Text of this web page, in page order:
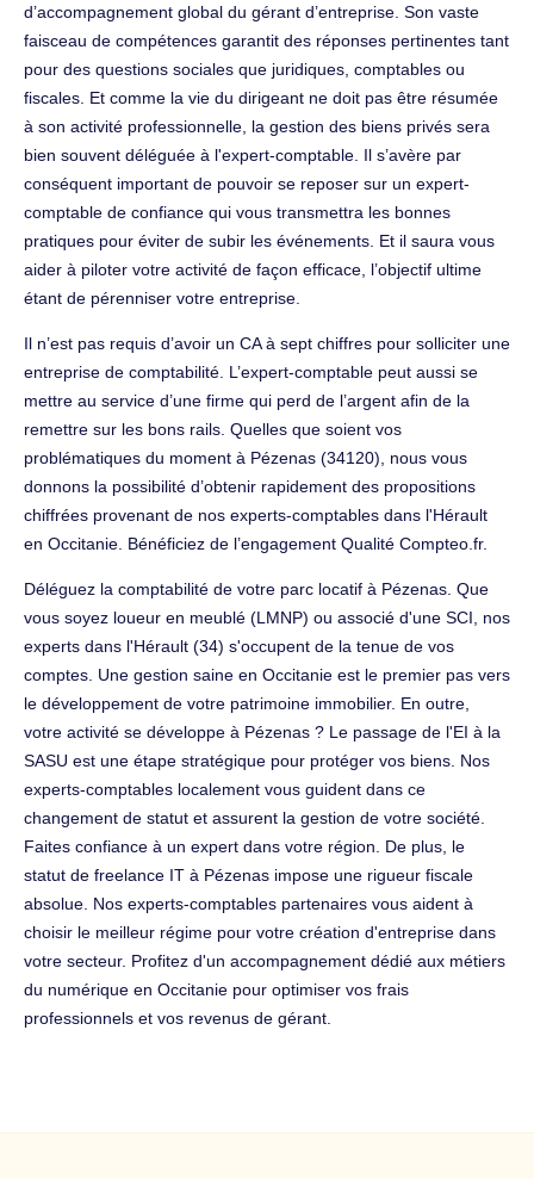
d’accompagnement global du gérant d’entreprise. Son vaste
faisceau de compétences garantit des réponses pertinentes tant
pour des questions sociales que juridiques, comptables ou
fiscales. Et comme la vie du dirigeant ne doit pas être résumée
à son activité professionnelle, la gestion des biens privés sera
bien souvent déléguée à l'expert-comptable. Il s’avère par
conséquent important de pouvoir se reposer sur un expert-
comptable de confiance qui vous transmettra les bonnes
pratiques pour éviter de subir les événements. Et il saura vous
aider à piloter votre activité de façon efficace, l’objectif ultime
étant de pérenniser votre entreprise.
Il n’est pas requis d’avoir un CA à sept chiffres pour solliciter une
entreprise de comptabilité. L’expert-comptable peut aussi se
mettre au service d’une firme qui perd de l’argent afin de la
remettre sur les bons rails. Quelles que soient vos
problématiques du moment à Pézenas (34120), nous vous
donnons la possibilité d’obtenir rapidement des propositions
chiffrées provenant de nos experts-comptables dans l'Hérault
en Occitanie. Bénéficiez de l’engagement Qualité Compteo.fr.
Déléguez la comptabilité de votre parc locatif à Pézenas. Que
vous soyez loueur en meublé (LMNP) ou associé d'une SCI, nos
experts dans l'Hérault (34) s'occupent de la tenue de vos
comptes. Une gestion saine en Occitanie est le premier pas vers
le développement de votre patrimoine immobilier. En outre,
votre activité se développe à Pézenas ? Le passage de l'EI à la
SASU est une étape stratégique pour protéger vos biens. Nos
experts-comptables localement vous guident dans ce
changement de statut et assurent la gestion de votre société.
Faites confiance à un expert dans votre région. De plus, le
statut de freelance IT à Pézenas impose une rigueur fiscale
absolue. Nos experts-comptables partenaires vous aident à
choisir le meilleur régime pour votre création d'entreprise dans
votre secteur. Profitez d'un accompagnement dédié aux métiers
du numérique en Occitanie pour optimiser vos frais
professionnels et vos revenus de gérant.